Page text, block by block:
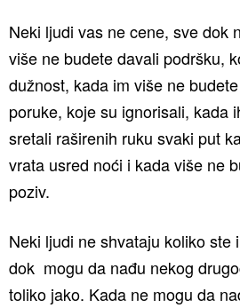
Neki ljudi vas ne cene, sve dok
više ne budete davali podršku,
dužnost, kada im više ne
poruke, koje su ignorisali, kada
sretali raširenih ruku svaki put
vrata usred noći i kada više ne
poziv.
​Neki ljudi ne shvataju koliko ste
dok mogu da nađu nekog
toliko jako. Kada ne mogu da